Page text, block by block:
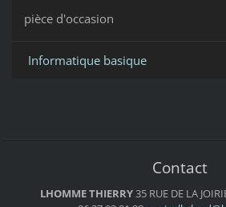
pièce d'occasion
Informatique basique
Contact
LHOMME THIERRY35 RUE DE LA